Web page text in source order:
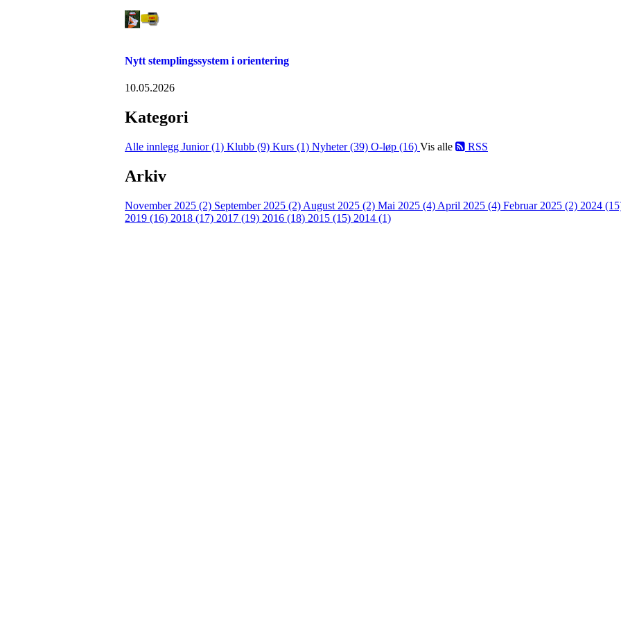
Nytt stemplingssystem i orientering
10.05.2026
Kategori
Alle innlegg Junior (1) Klubb (9) Kurs (1) Nyheter (39) O-løp (16) Vis alle RSS
Arkiv
November 2025 (2) September 2025 (2) August 2025 (2) Mai 2025 (4) April 2025 (4) Februar 2025 (2) 2024
2019 (16) 2018 (17) 2017 (19) 2016 (18) 2015 (15) 2014 (1)